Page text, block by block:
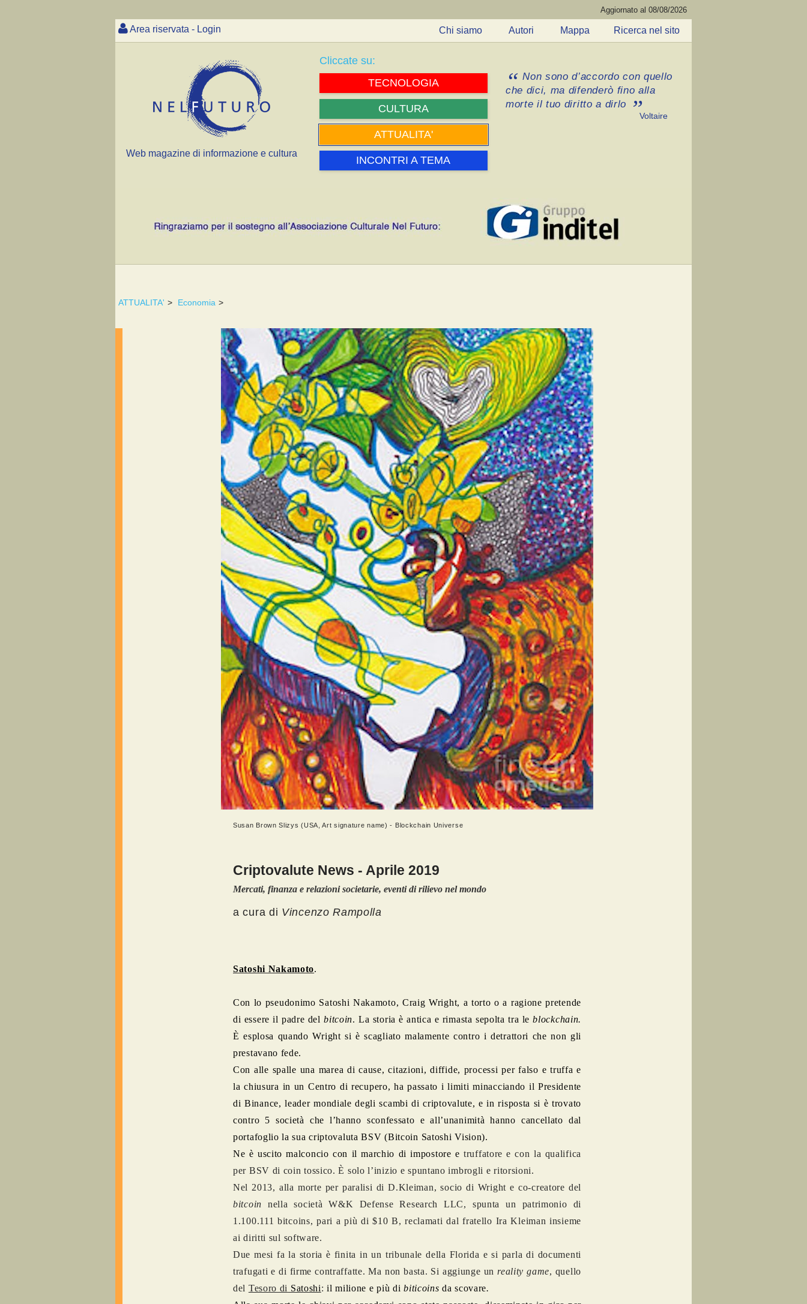
Aggiornato al 08/08/2026
Area riservata - Login Chi siamo Autori Mappa Ricerca nel sito
Web magazine di informazione e cultura
Cliccate su:
TECNOLOGIA
CULTURA
ATTUALITA'
INCONTRI A TEMA
Non sono d’accordo con quello
che dici, ma difenderò fino alla
morte il tuo diritto a dirlo
Voltaire
ATTUALITA' > Economia >
Susan Brown Slizys (USA, Art signature name) - Blockchain Universe
Criptovalute News - Aprile 2019
Mercati, finanza e relazioni societarie, eventi di rilievo nel mondo
a cura di Vincenzo Rampolla
Satoshi Nakamoto.
Con lo pseudonimo Satoshi Nakamoto, Craig Wright, a torto o a ragione pretende
di essere il padre delbitcoin. La storia è antica e rimasta sepolta tra leblockchain.
È esplosa quando Wright si è scagliato malamente contro i detrattori che non gli
prestavano fede.
Con alle spalle una marea di cause, citazioni, diffide, processi per falso e truffa e
la chiusura in un Centro di recupero, ha passato i limiti minacciando il Presidente
di Binance, leader mondiale degli scambi di criptovalute, e in risposta si è trovato
contro 5 società che l’hanno sconfessato e all’unanimità hanno cancellato dal
portafoglio la sua criptovaluta BSV (Bitcoin Satoshi Vision).
Ne è uscito malconcio con il marchio di impostore etruffatore e con la qualifica
per BSV di coin tossico. È solo l’inizio e spuntano imbrogli e ritorsioni.
Nel 2013, alla morte per paralisi di D.Kleiman, socio di Wright e co-creatore del
bitcoin nella società W&K Defense Research LLC, spunta un patrimonio di
1.100.111 bitcoins, pari a più di $10 B, reclamati dal fratello Ira Kleiman insieme
ai diritti sul software.
Due mesi fa la storia è finita in un tribunale della Florida e si parla di documenti
trafugati e di firme contraffatte. Ma non basta. Si aggiunge un reality game, quello
del Tesoro di Satoshi:il milione e più dibiticoinsda scovare.